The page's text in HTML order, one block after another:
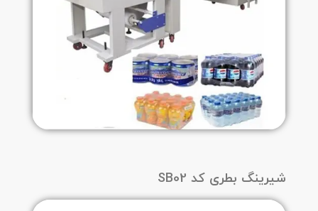
شیرینگ بطری کد SB02